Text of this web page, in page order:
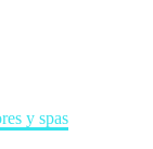
y spas